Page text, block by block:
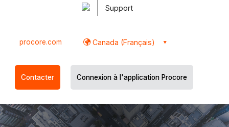
Support
procore.com Canada (Français)
Contacter Connexion à l'application Procore